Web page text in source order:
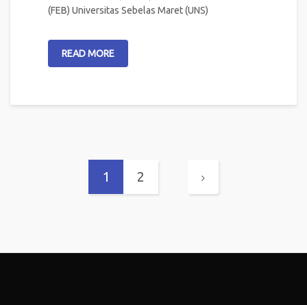
(FEB) Universitas Sebelas Maret (UNS)
READ MORE
1 2